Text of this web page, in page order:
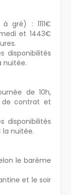
gré) : 1111€
et 1443€
disponibilités
nuitée.
de 10h,
de contrat et
disponibilités
la nuitée.
le barème
et le soir